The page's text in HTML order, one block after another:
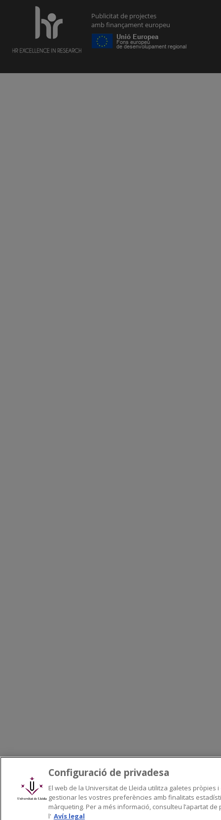
Configuració de privadesa
El web de la Universitat de Lleida utilitza galetes pròpies
gestionar les vostres preferències amb finalitats
màrqueting. Per a més informació, consulteu l’apartat de
l' Avís legal